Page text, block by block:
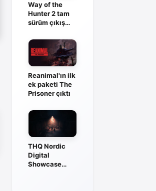
Way of the
Hunter 2 tam
sürüm çıkış
Reanimal'ın ilk
ek paketi The
Prisoner çıktı
THQ Nordic
Digital
Showcase